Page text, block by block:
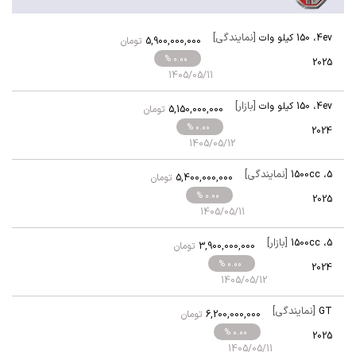
4ev ، 150 کیلو وات [نمایندگی]
2025
1405/05/11
% 0.00
تومان 5,900,000,000
4ev ، 150 کیلو وات [بازار]
2024
1405/05/12
% 0.00
تومان 5,150,000,000
5، 1500cc [نمایندگی]
2025
1405/05/11
% 0.00
تومان 5,400,000,000
5، 1500cc [بازار]
2024
1405/05/12
% 0.00
تومان 3,900,000,000
GT [نمایندگی]
2025
1405/05/11
% 0.00
تومان 6,200,000,000